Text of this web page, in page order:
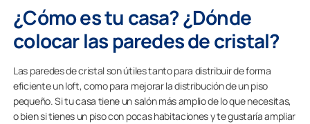
¿Cómo es tu casa? ¿Dónde
colocar las paredes de cristal?
Las paredes de cristal son útiles tanto para distribuir de forma
eficiente un loft, como para mejorar la distribución de un piso
pequeño. Si tu casa tiene un salón más amplio de lo que necesitas,
o bien si tienes un piso con pocas habitaciones y te gustaría ampliar